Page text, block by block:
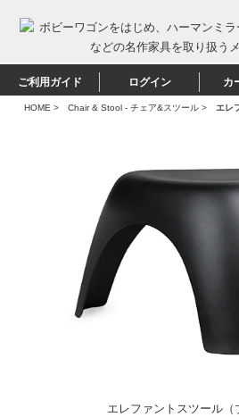
ご利用ガイド ログイン カ
HOME > Chair & Stool - チェア&スツール > エレ
エレファントスツール（